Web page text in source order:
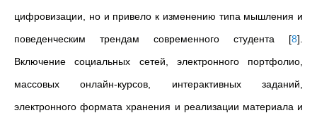
цифровизации, но и привело к изменению типа мышления и
поведенческим трендам современного студента [8]
Включение социальных сетей, электронного портфолио,
массовых онлайн-курсов, интерактивных заданий,
электронного формата хранения и реализации материала и